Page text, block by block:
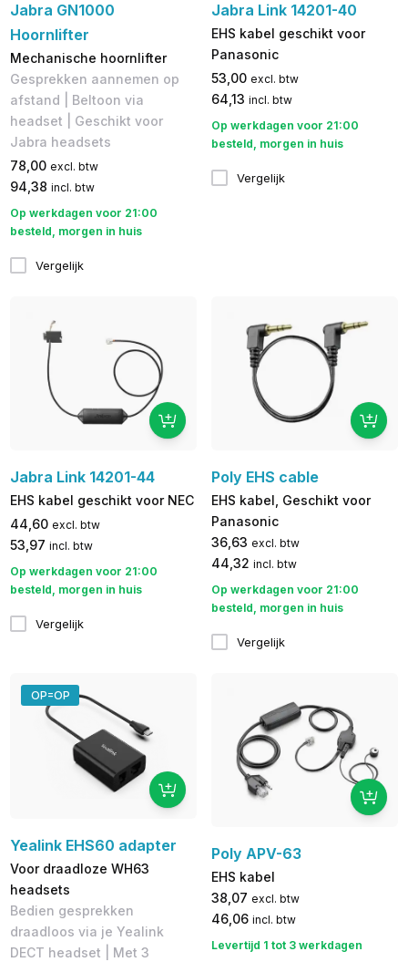
Jabra GN1000
Hoornlifter
Mechanische hoornlifter
Gesprekken aannemen op
afstand | Beltoon via
headset | Geschikt voor
Jabra headsets
78,00 excl. btw
94,38 incl. btw
Op werkdagen voor 21:00
besteld, morgen in huis
Vergelijk
Jabra Link 14201-40
EHS kabel geschikt voor
Panasonic
53,00 excl. btw
64,13 incl. btw
Op werkdagen voor 21:00
besteld, morgen in huis
Vergelijk
Jabra Link 14201-44
EHS kabel geschikt voor NEC
44,60 excl. btw
53,97 incl. btw
Op werkdagen voor 21:00
besteld, morgen in huis
Vergelijk
Poly EHS cable
EHS kabel, Geschikt voor
Panasonic
36,63 excl. btw
44,32 incl. btw
Op werkdagen voor 21:00
besteld, morgen in huis
Vergelijk
OP=OP
Yealink EHS60 adapter
Voor draadloze WH63
headsets
Bedien gesprekken
draadloos via je Yealink
DECT headset | Met 3
Poly APV-63
EHS kabel
38,07 excl. btw
46,06 incl. btw
Levertijd 1 tot 3 werkdagen